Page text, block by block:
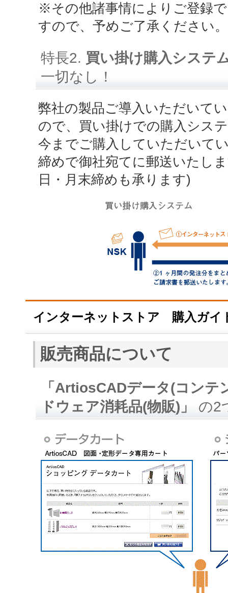
※その他諸事情によりご登録
すので、予めご了承ください。
特長2. 買い掛け購入システ
一切なし！
弊社の製品ご導入いただいて
ので、買い掛けでの購入シス
今までご購入していただいて
締めで御社宛てに郵送いたし
日・月末締めも承ります)
インターネットストア 購入ガイ
販売商品について
「ArtiosCADデータ(コンテ
ドウェア消耗品(物販)」
の2